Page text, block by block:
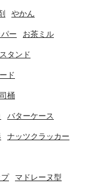
やかん
ー お茶ミル
タンド
ド
桶
バターケース
ナッツクラッカー
マドレーヌ型